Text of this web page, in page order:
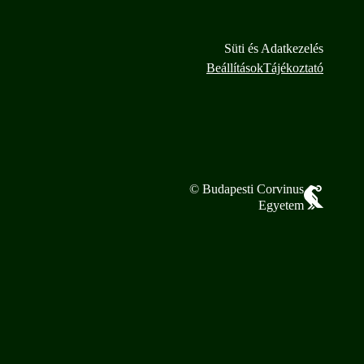
Süti és Adatkezelés
BeállításokTájékoztató
© Budapesti Corvinus
Egyetem